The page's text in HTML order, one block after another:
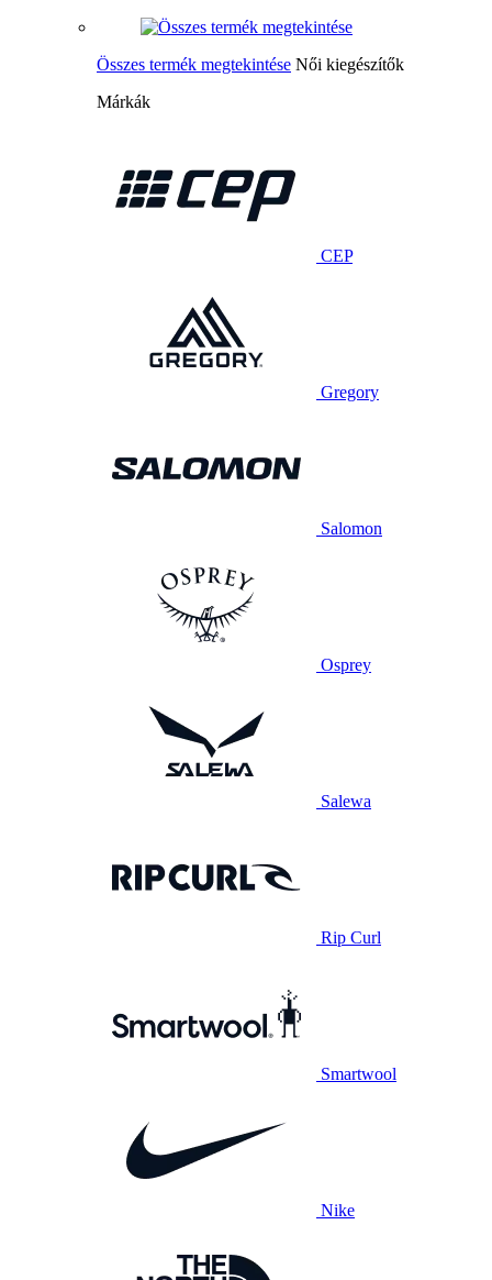
Összes termék megtekintése Női kiegészítők
Márkák
CEP
Gregory
Salomon
Osprey
Salewa
Rip Curl
Smartwool
Nike